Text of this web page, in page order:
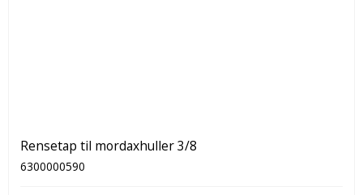
Rensetap til mordaxhuller 3/8
6300000590